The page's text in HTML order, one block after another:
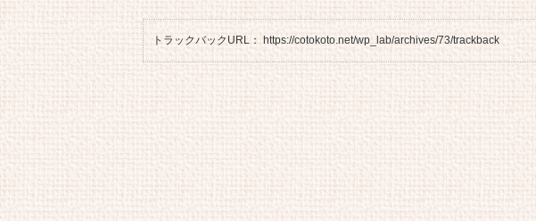
トラックバックURL： https://cotokoto.net/wp_lab/archives/73/trackback